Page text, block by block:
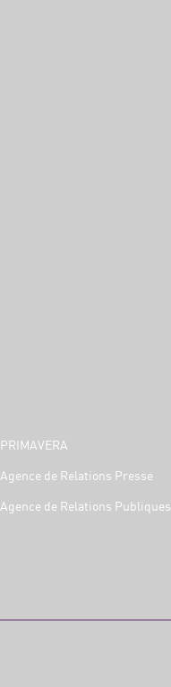
PRIMAVERA
Agence de Relations Presse
Agence de Relations Publiques